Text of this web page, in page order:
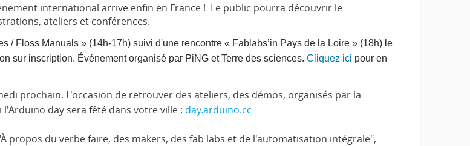
international arrive enfin en France ! Le public pourra découvrir le
ateliers et conférences.
/ Floss Manuals » (14h-17h) suivi d'une rencontre « Fablabs’in Pays de la Loire » (18h) le
sur inscription. Événement organisé par PiNG et Terre des sciences. Cliquez ici pour en
prochain. L'occasion de retrouver des ateliers, des démos, organisés par la
day sera fêté dans votre ville : day.arduino.cc
propos du verbe faire, des makers, des fab labs et de l'automatisation intégrale",